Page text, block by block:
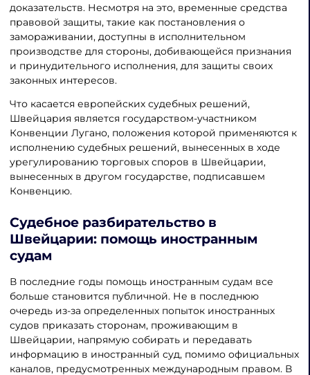
доказательств. Несмотря на это, временные средства
правовой защиты, такие как постановления о
замораживании, доступны в исполнительном
производстве для стороны, добивающейся признания
и принудительного исполнения, для защиты своих
законных интересов.
Что касается европейских судебных решений,
Швейцария является государством-участником
Конвенции Лугано, положения которой применяются к
исполнению судебных решений, вынесенных в ходе
урегулированию торговых споров в Швейцарии,
вынесенных в другом государстве, подписавшем
Конвенцию.
Судебное разбирательство в
Швейцарии: помощь иностранным
судам
В последние годы помощь иностранным судам все
больше становится публичной. Не в последнюю
очередь из-за определенных попыток иностранных
судов приказать сторонам, проживающим в
Швейцарии, напрямую собирать и передавать
информацию в иностранный суд, помимо официальных
каналов, предусмотренных международным правом. В